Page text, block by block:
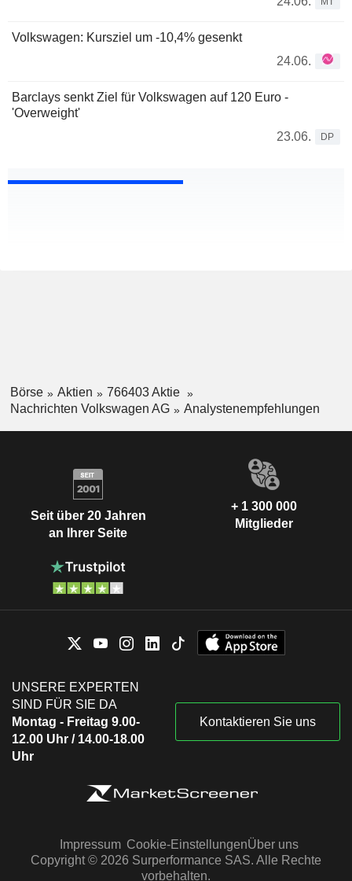
Volkswagen: Kursziel um -10,4% gesenkt
24.06.
Barclays senkt Ziel für Volkswagen auf 120 Euro -
'Overweight'
23.06.
DP
Börse Aktien
766403 Aktie
Nachrichten Volkswagen AG
Analystenempfehlungen
Seit über 20 Jahren
an Ihrer Seite
+ 1 300 000
Mitglieder
UNSERE EXPERTEN
SIND FÜR SIE DA
Montag - Freitag 9.00-
12.00 Uhr / 14.00-18.00
Uhr
Kontaktieren Sie uns
Impressum Cookie-EinstellungenÜber uns
Copyright © 2026 Surperformance SAS. Alle Rechte
vorbehalten.